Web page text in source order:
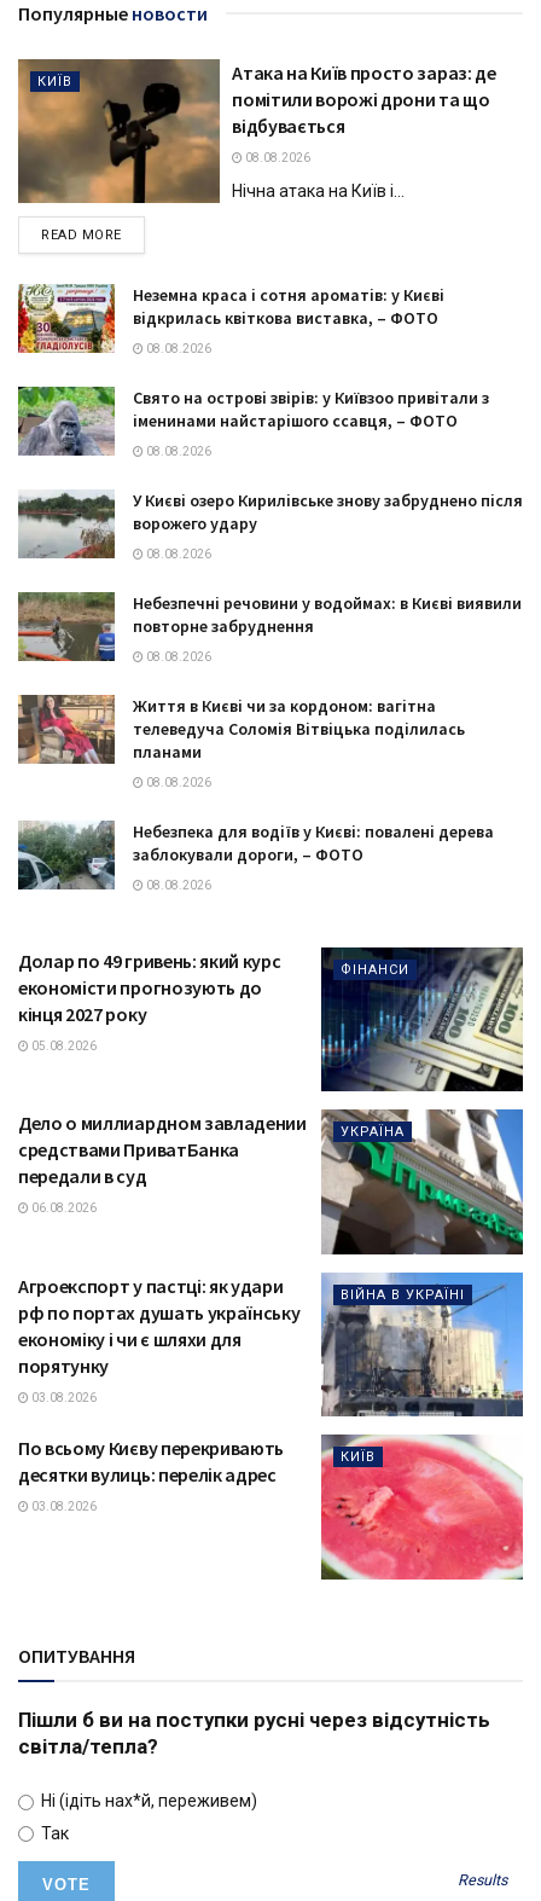
Популярные новости
КИЇВ
Атака на Київ просто зараз: де
помітили ворожі дрони та що
відбувається
08.08.2026
Нічна атака на Київ і...
READ MOREDETAILS
Неземна краса і сотня ароматів: у Києві
відкрилась квіткова виставка, – ФОТО
08.08.2026
Свято на острові звірів: у Київзоо привітали з
іменинами найстарішого ссавця, – ФОТО
08.08.2026
У Києві озеро Кирилівське знову забруднено після
ворожего удару
08.08.2026
Небезпечні речовини у водоймах: в Києві виявили
повторне забруднення
08.08.2026
Життя в Києві чи за кордоном: вагітна
телеведуча Соломія Вітвіцька поділилась
планами
08.08.2026
Небезпека для водіїв у Києві: повалені дерева
заблокували дороги, – ФОТО
08.08.2026
ФІНАНСИ
Долар по 49 гривень: який курс
економісти прогнозують до
кінця 2027 року
05.08.2026
УКРАЇНА
Дело о миллиардном завладении
средствами ПриватБанка
передали в суд
06.08.2026
ВІЙНА В УКРАЇНІ
Агроекспорт у пастці: як удари
рф по портах душать українську
економіку і чи є шляхи для
порятунку
03.08.2026
КИЇВ
По всьому Києву перекривають
десятки вулиць: перелік адрес
03.08.2026
ОПИТУВАННЯ
Пішли б ви на поступки русні через відсутність
світла/тепла?
Ні (ідіть нах*й, переживем)
Так
Results